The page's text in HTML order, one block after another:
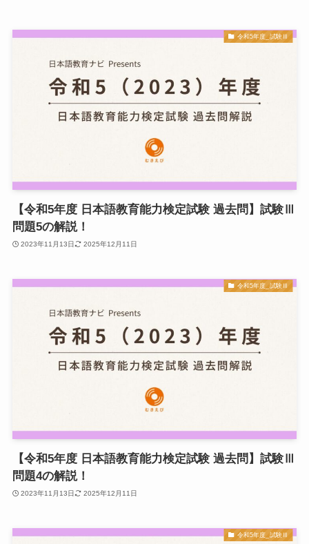
令和5年度_試験Ⅲ
【令和5年度 日本語教育能力検定試験 過去問】試験Ⅲ
問題5の解説！
2023年11月13日 2025年12月11日
令和5年度_試験Ⅲ
【令和5年度 日本語教育能力検定試験 過去問】試験Ⅲ
問題4の解説！
2023年11月13日 2025年12月11日
令和5年度_試験Ⅲ